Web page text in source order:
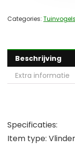
Categories:
Beschrijving
Extra informatie
Specificaties:
Item type: